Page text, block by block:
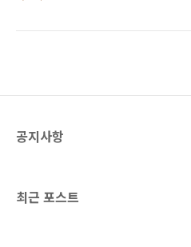
*슬 010-****-7174 정*경 010-****-
겪어 내가 가진 금융 상품 점검에 관심 가지는
공지사항
최근 포스트